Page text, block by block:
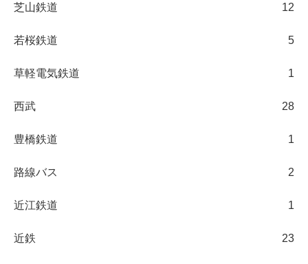
芝山鉄道 12
若桜鉄道 5
草軽電気鉄道 1
西武 28
豊橋鉄道 1
路線バス 2
近江鉄道 1
近鉄 23